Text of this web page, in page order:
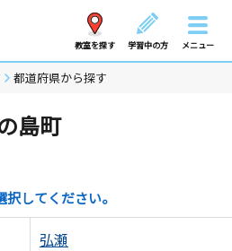
教室を探す 学習中の方 メニュー
都道府県から探す
島町
してください。
弘瀬